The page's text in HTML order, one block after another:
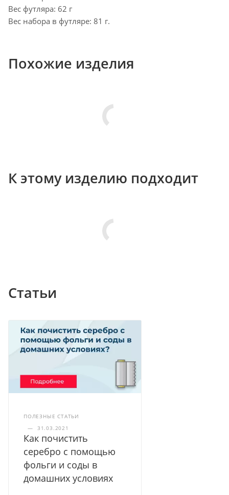
Вес футляра: 62 г
Вес набора в футляре: 81 г.
Похожие изделия
К этому изделию подходит
Статьи
ПОЛЕЗНЫЕ СТАТЬИ
—
31.03.2021
Как почистить
серебро с помощью
фольги и соды в
домашних условиях